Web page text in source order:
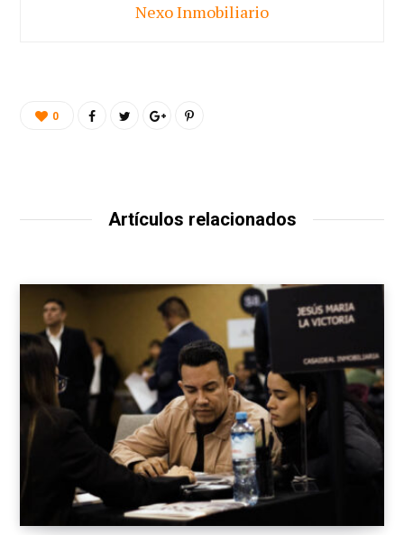
Nexo Inmobiliario
0
Artículos relacionados